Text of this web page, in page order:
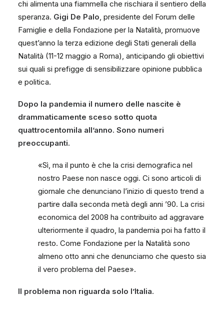
chi alimenta una fiammella che rischiara il sentiero della
speranza. Gigi De Palo, presidente del Forum delle
Famiglie e della Fondazione per la Natalità, promuove
quest’anno la terza edizione degli Stati generali della
Natalità (11-12 maggio a Roma), anticipando gli obiettivi
sui quali si prefigge di sensibilizzare opinione pubblica
e politica.
Dopo la pandemia il numero delle nascite è
drammaticamente sceso sotto quota
quattrocentomila all’anno. Sono numeri
preoccupanti.
«Sì, ma il punto è che la crisi demografica nel
nostro Paese non nasce oggi. Ci sono articoli di
giornale che denunciano l’inizio di questo trend a
partire dalla seconda metà degli anni ’90. La crisi
economica del 2008 ha contribuito ad aggravare
ulteriormente il quadro, la pandemia poi ha fatto il
resto. Come Fondazione per la Natalità sono
almeno otto anni che denunciamo che questo sia
il vero problema del Paese».
Il problema non riguarda solo l’Italia.